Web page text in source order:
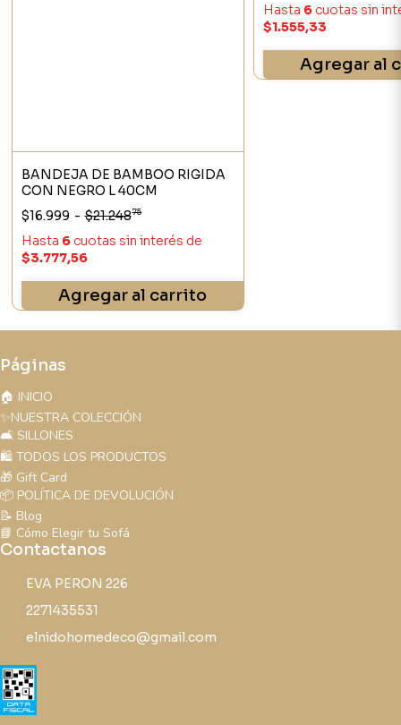
BANDEJA DE BAMBOO RIGIDA
CON NEGRO L 40CM
$16.999 - $21.24875
Hasta 6cuotas sin interés de
$3.777,56
Agregar al carrito
Hasta 6 cuotas sin
$1.555,33
Agregar al
Páginas
🏠 INICIO
✨NUESTRA COLECCIÓN
🛋️ SILLONES
🛍️ TODOS LOS PRODUCTOS
🎁 Gift Card
📦 POLÍTICA DE DEVOLUCIÓN
📝 Blog
📘 Cómo Elegir tu Sofá
Contactanos
EVA PERON 226
2271435531
elnidohomedeco@gmail.com